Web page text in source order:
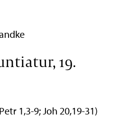
19.
1,3-9; Joh 20,19-31)